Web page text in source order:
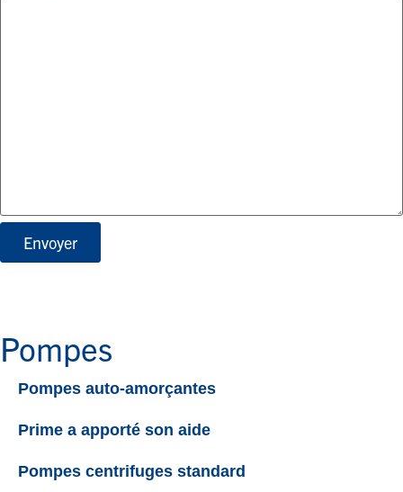
Envoyer
Pompes
Pompes auto-amorçantes
Prime a apporté son aide
Pompes centrifuges standard